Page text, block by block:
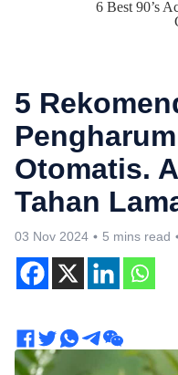
5
Otomatis.
Tahan
03 Nov 2024 5 mins read